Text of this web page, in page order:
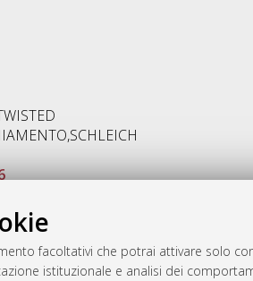
facoltativi che potrai attivare solo
istituzionale e analisi dei